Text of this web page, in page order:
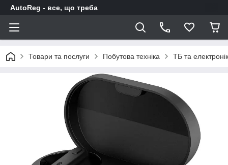
AutoReg - все, що треба
Товари та послуги Побутова техніка ТБ та